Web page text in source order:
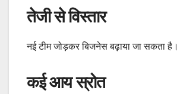
तेजी से विस्तार
नई टीम जोड़कर बिजनेस बढ़ाया जा सकता है।
कई आय स्रोत